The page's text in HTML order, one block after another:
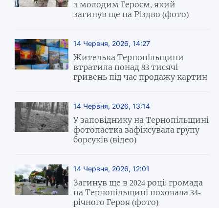
з молодим Героєм, який
загинув ще на Різдво (фото)
14 Червня, 2026, 14:27
Жителька Тернопільщини
втратила понад 83 тисячі
гривень під час продажу картин
14 Червня, 2026, 13:14
У заповіднику на Тернопільщині
фотопастка зафіксувала групу
борсуків (відео)
14 Червня, 2026, 12:01
Загинув ще в 2024 році: громада
на Тернопільщині поховала 34-
річного Героя (фото)